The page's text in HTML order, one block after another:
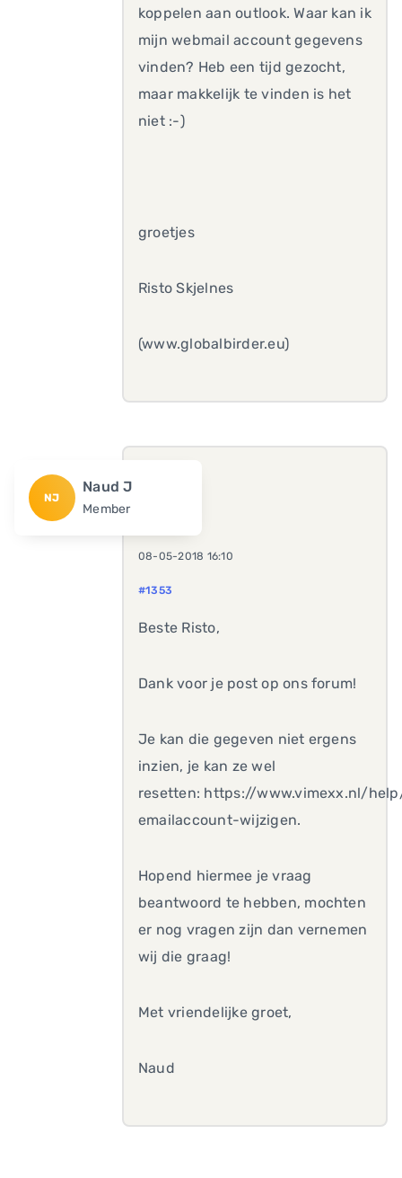
koppelen aan outlook. Waar kan ik
mijn webmail account gegevens
vinden? Heb een tijd gezocht,
maar makkelijk te vinden is het
niet :-)
groetjes
Risto Skjelnes
(www.globalbirder.eu)
NJ
Naud J
Member
08-05-2018 16:10
#1353
Beste Risto,
Dank voor je post op ons forum!
Je kan die gegeven niet ergens
inzien, je kan ze wel
resetten: https://www.vimexx.nl/
emailaccount-wijzigen.
Hopend hiermee je vraag
beantwoord te hebben, mochten
er nog vragen zijn dan vernemen
wij die graag!
Met vriendelijke groet,
Naud